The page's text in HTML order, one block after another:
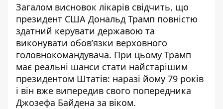
Загалом висновок лікарів свідчить, що
президент США Дональд Трамп повністю
здатний керувати державою та
виконувати обов’язки верховного
головнокомандувача. При цьому Трамп
має реальні шанси стати найстарішим
президентом Штатів: наразі йому 79 років
і він вже випередив свого попередника
Джозефа Байдена за віком.